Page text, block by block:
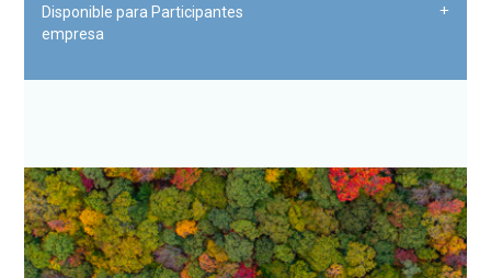
Disponible para Participantes
empresa